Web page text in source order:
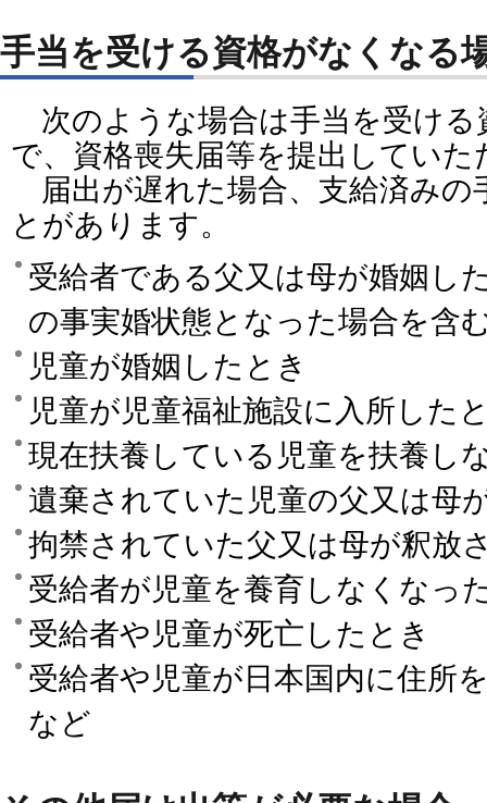
手当を受ける資格がなくなる
次のような場合は手当を受ける
で、資格喪失届等を提出してい
届出が遅れた場合、支給済みの
とがあります。
受給者である父又は母が婚姻し
の事実婚状態となった場合を含
児童が婚姻したとき
児童が児童福祉施設に入所した
現在扶養している児童を扶養し
遺棄されていた児童の父又は母
拘禁されていた父又は母が釈放
受給者が児童を養育しなくなっ
受給者や児童が死亡したとき
受給者や児童が日本国内に住
など